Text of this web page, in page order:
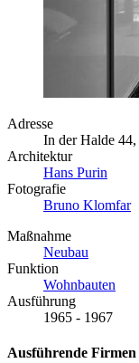
Adresse
In der Halde 44,
Architektur
Hans Purin
Fotografie
Bruno Klomfar
Maßnahme
Neubau
Funktion
Wohnbauten
Ausführung
1965 - 1967
Ausführende Firmen